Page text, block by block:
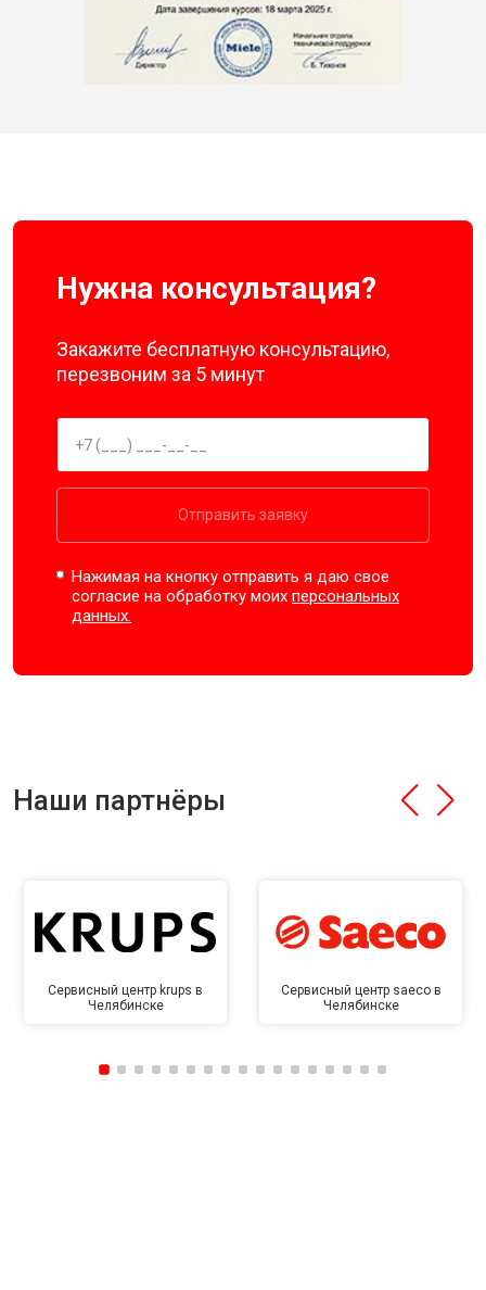
Нужна консультация?
Закажите бесплатную консультацию,
перезвоним за 5 минут
Отправить заявку
Нажимая на кнопку отправить я даю свое
согласие на обработку моихперсональных
данных.
Наши партнёры
Сервисный центр krups в
Челябинске
Сервисный центр saeco в
Челябинске